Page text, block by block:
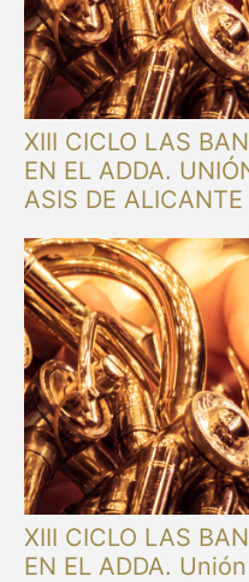
XIII CICLO LAS
EN EL ADDA.
ASIS DE ALICANTE
XIII CICLO LAS
EN EL ADDA.